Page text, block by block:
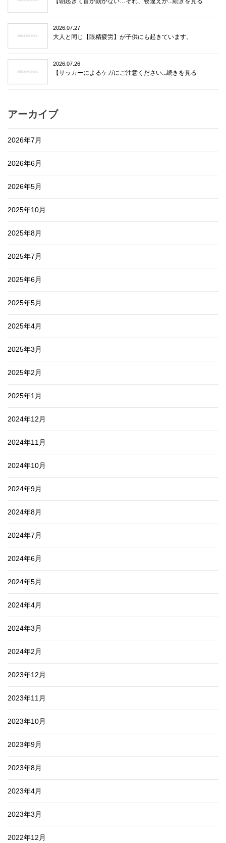
2026.07.27
大人と同じ【眼精疲労】が子供にも起きています。
2026.07.26
【サッカーによるケガにご注意ください...続きを見る
アーカイブ
2026年7月
2026年6月
2026年5月
2025年10月
2025年8月
2025年7月
2025年6月
2025年5月
2025年4月
2025年3月
2025年2月
2025年1月
2024年12月
2024年11月
2024年10月
2024年9月
2024年8月
2024年7月
2024年6月
2024年5月
2024年4月
2024年3月
2024年2月
2023年12月
2023年11月
2023年10月
2023年9月
2023年8月
2023年4月
2023年3月
2022年12月